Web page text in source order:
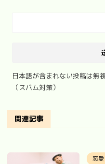
日本語が含まれない投稿は無
（スパム対策）
関連記事
恋愛